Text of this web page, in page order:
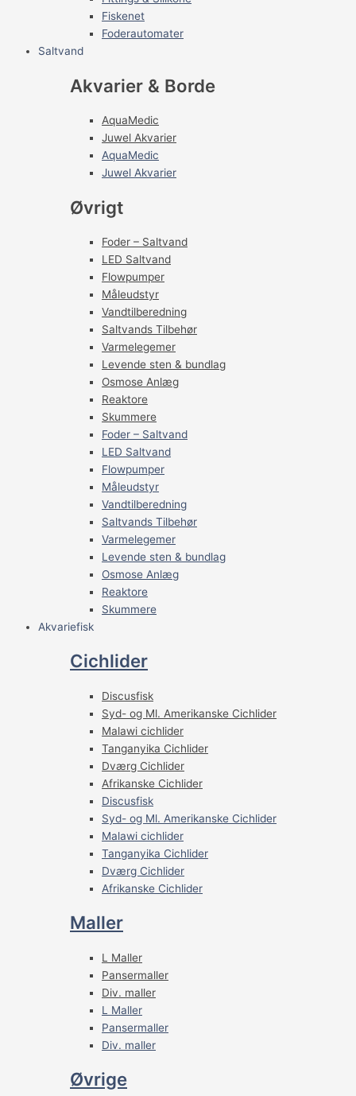
Fiskenet
Foderautomater
Saltvand
Akvarier & Borde
AquaMedic
Juwel Akvarier
AquaMedic
Juwel Akvarier
Øvrigt
Foder – Saltvand
LED Saltvand
Flowpumper
Måleudstyr
Vandtilberedning
Saltvands Tilbehør
Varmelegemer
Levende sten & bundlag
Osmose Anlæg
Reaktore
Skummere
Foder – Saltvand
LED Saltvand
Flowpumper
Måleudstyr
Vandtilberedning
Saltvands Tilbehør
Varmelegemer
Levende sten & bundlag
Osmose Anlæg
Reaktore
Skummere
Akvariefisk
Cichlider
Discusfisk
Syd- og Ml. Amerikanske Cichlider
Malawi cichlider
Tanganyika Cichlider
Dværg Cichlider
Afrikanske Cichlider
Discusfisk
Syd- og Ml. Amerikanske Cichlider
Malawi cichlider
Tanganyika Cichlider
Dværg Cichlider
Afrikanske Cichlider
Maller
L Maller
Pansermaller
Div. maller
L Maller
Pansermaller
Div. maller
Øvrige